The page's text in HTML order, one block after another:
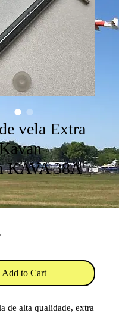
vela Extra
KAVA 38A
Add to Cart
de alta qualidade, extra